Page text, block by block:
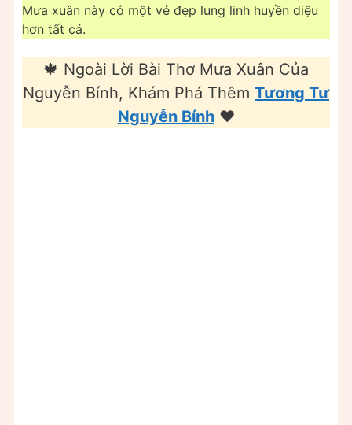
Mưa xuân này có một vẻ đẹp lung linh huyền diệu
hơn tất cả.
🍁 Ngoài Lời Bài Thơ Mưa Xuân Của
Nguyễn Bính, Khám Phá Thêm Tương Tư
Nguyễn Bính❤️